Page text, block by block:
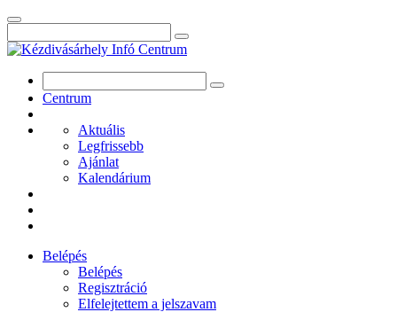
Centrum
Aktuális
Legfrissebb
Ajánlat
Kalendárium
Belépés
Belépés
Regisztráció
Elfelejtettem a jelszavam